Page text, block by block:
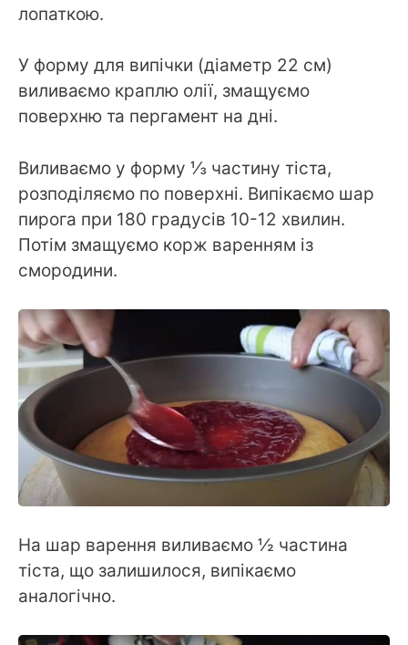
лопаткою.
У форму для випічки (діаметр 22 см)
виливаємо краплю олії, змащуємо
поверхню та пергамент на дні.
Виливаємо у форму ⅓ частину тіста,
розподіляємо по поверхні. Випікаємо шар
пирога при 180 градусів 10-12 хвилин.
Потім змащуємо корж варенням із
смородини.
На шар варення виливаємо ½ частина
тіста, що залишилося, випікаємо
аналогічно.